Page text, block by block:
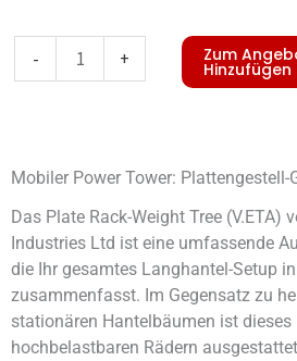
-
Rack-
V.ETA
Menge
+ Zum
Hinzufügen
Mobiler Power Tower: Plattengestell-
Das Plate Rack-Weight Tree (V.ETA)
Industries Ltd ist eine umfassende
die Ihr gesamtes Langhantel-Setup
zusammenfasst. Im Gegensatz zu
stationären Hantelbäumen ist dieses
hochbelastbaren Rädern